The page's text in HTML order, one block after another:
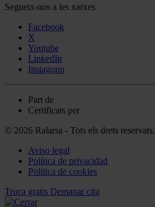
Segueix-nos a les xarxes
Facebook
X
Youtube
LinkedIn
Instagram
Part de
Certificats per
© 2026 Ralarsa - Tots els drets reservats.
Aviso legal
Política de privacidad
Política de cookies
Truca gratis Demanar cita